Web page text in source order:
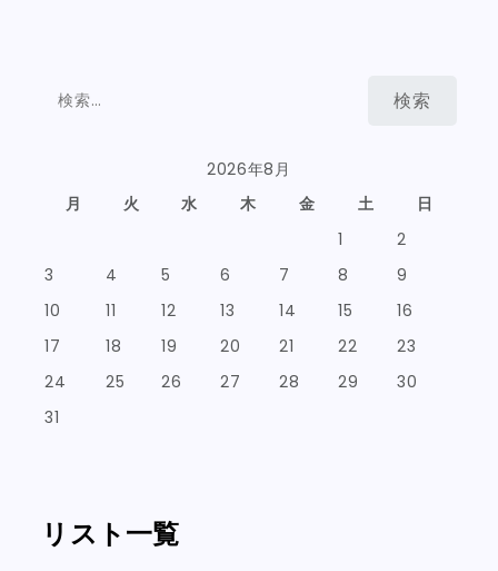
2026年8月
月
火 水 木 金 土
日
1
2
3
4 5 6 7 8
9
10
11 12 13 14 15
16
17
18 19 20 21 22
23
24
25 26 27 28 29
30
31
リスト一覧